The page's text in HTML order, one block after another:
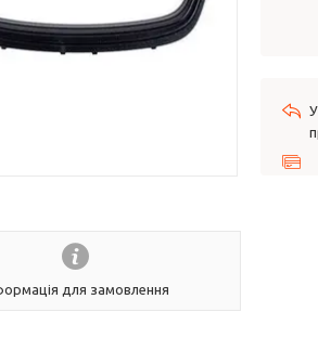
для замовлення